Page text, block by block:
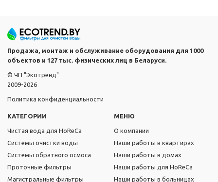
Продажа, монтаж и обслуживание оборудования для 1000
объектов и 127 тыс. физических лиц в Беларуси.
© ЧП "Экотренд"
2009-2026
Политика конфиденциальности
КАТЕГОРИИ
Чистая вода для HoReCa
Системы очистки воды
Системы обратного осмоса
Проточные фильтры
Магистральные фильтры
МЕНЮ
О компании
Наши работы в квартирах
Наши работы в домах
Наши работы для HoReCa
Наши работы в больницах